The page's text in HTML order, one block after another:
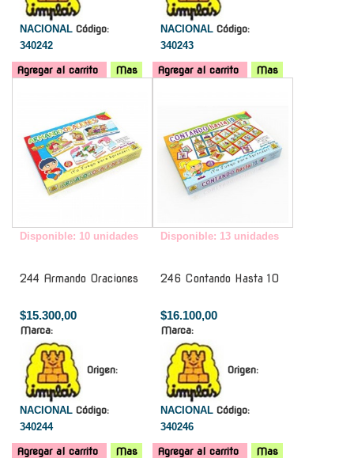
NACIONAL Código:
340242
Agregar al carrito Mas
NACIONAL Código:
340243
Agregar al carrito
Mas
Disponible: 10 unidades
244 Armando Oraciones
$15.300,00
Marca:
Origen:
NACIONAL Código:
340244
Agregar al carrito Mas
Disponible: 13 unidades
246 Contando Hasta 10
$16.100,00
Marca:
Origen:
NACIONAL Código:
340246
Agregar al carrito
Mas